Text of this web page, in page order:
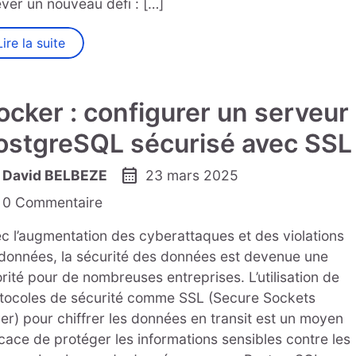
un nouveau défi : […]
la suite
: configurer un serveur
sécurisé avec SSL
David BELBEZE calendar_month 23 mars 2025
0 Commentaire
l’augmentation des cyberattaques et des violations
la sécurité des données est devenue une
pour de nombreuses entreprises. L’utilisation de
de sécurité comme SSL (Secure Sockets
pour chiffrer les données en transit est un moyen
de protéger les informations sensibles contre les